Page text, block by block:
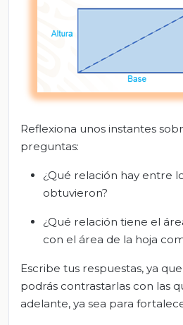
Reflexiona unos instantes
preguntas:
¿Qué relación hay entre
obtuvieron?
¿Qué relación tiene el
con el área de la hoja
Escribe tus respuestas, ya
podrás contrastarlas con las
adelante, ya sea para